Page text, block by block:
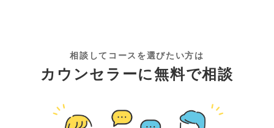
相談してコースを選びたい方は
カウンセラーに無料で相談